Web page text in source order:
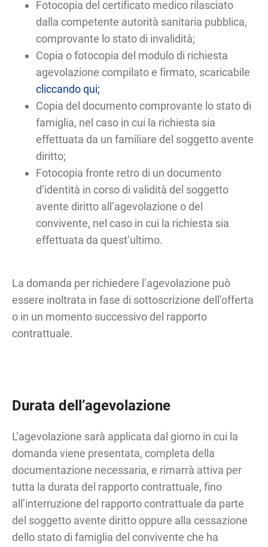
Fotocopia del certificato medico rilasciato
dalla competente autorità sanitaria pubblica,
comprovante lo stato di invalidità;
Copia o fotocopia del modulo di richiesta
agevolazione compilato e firmato, scaricabile
cliccando qui;
Copia del documento comprovante lo stato di
famiglia, nel caso in cui la richiesta sia
effettuata da un familiare del soggetto avente
diritto;
Fotocopia fronte retro di un documento
d’identità in corso di validità del soggetto
avente diritto all’agevolazione o del
convivente, nel caso in cui la richiesta sia
effettuata da quest’ultimo.
La domanda per richiedere l’agevolazione può
essere inoltrata in fase di sottoscrizione dell’offerta
o in un momento successivo del rapporto
contrattuale.
Durata dell’agevolazione
L’agevolazione sarà applicata dal giorno in cui la
domanda viene presentata, completa della
documentazione necessaria, e rimarrà attiva per
tutta la durata del rapporto contrattuale, fino
all’interruzione del rapporto contrattuale da parte
del soggetto avente diritto oppure alla cessazione
dello stato di famiglia del convivente che ha